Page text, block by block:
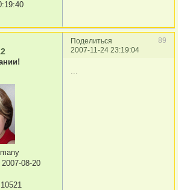
Поделиться
89
2007-11-24 23:19:04
2007-08-20
10521